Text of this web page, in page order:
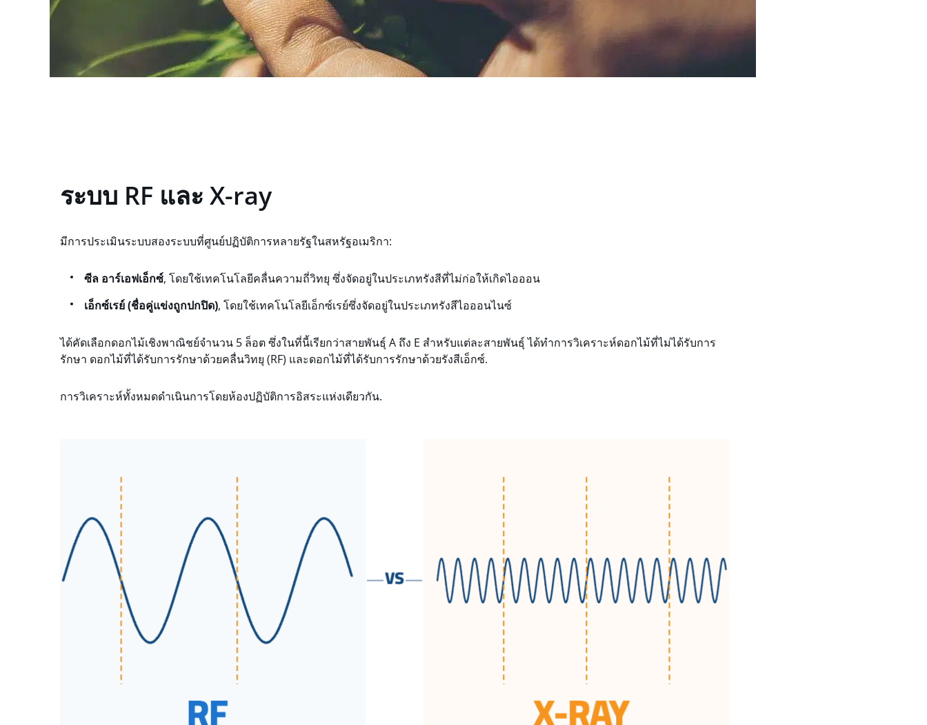
ระบบ RF และ X-ray
มีการประเมินระบบสองระบบที่ศูนย์ปฏิบัติการหลายรัฐในสหรัฐอเมริกา:
ซีล อาร์เอฟเอ็กซ์, โดยใช้เทคโนโลยีคลื่นความถี่วิทยุ ซึ่งจัดอยู่ในประเภทรังสีที่ไม่ก่อให้เกิดไอออน
เอ็กซ์เรย์ (ชื่อคู่แข่งถูกปกปิด), โดยใช้เทคโนโลยีเอ็กซ์เรย์ซึ่งจัดอยู่ในประเภทรังสีไอออนไนซ์
ได้คัดเลือกดอกไม้เชิงพาณิชย์จำนวน 5 ล็อต ซึ่งในที่นี้เรียกว่าสายพันธุ์ A ถึง E สำหรับแต่ละสายพันธุ์ ได้ทำการวิเคราะห์ดอกไม้ที่ไม่ได้รับการ
รักษา ดอกไม้ที่ได้รับการรักษาด้วยคลื่นวิทยุ (RF) และดอกไม้ที่ได้รับการรักษาด้วยรังสีเอ็กซ์.
การวิเคราะห์ทั้งหมดดำเนินการโดยห้องปฏิบัติการอิสระแห่งเดียวกัน.